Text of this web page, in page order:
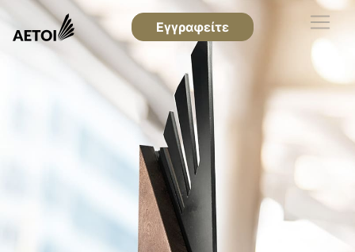
Εγγραφείτε